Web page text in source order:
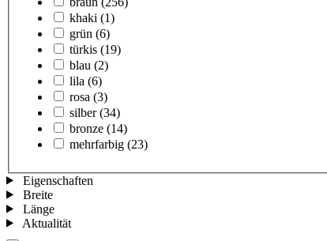
khaki (1)
grün (6)
türkis (19)
blau (2)
lila (6)
rosa (3)
silber (34)
bronze (14)
mehrfarbig (23)
Eigenschaften
Breite
Länge
Aktualität